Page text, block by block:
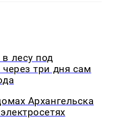
лесу под
три дня сам
Архангельска